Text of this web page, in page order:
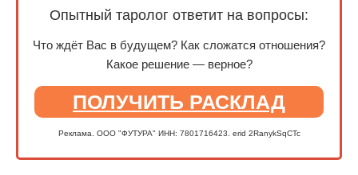
Опытный таролог ответит на вопросы:
Что ждёт Вас в будущем? Как сложатся отношения?
Какое решение — верное?
ПОЛУЧИТЬ РАСКЛАД
Реклама. ООО "ФУТУРА" ИНН: 7801716423. erid 2RanykSqCTc